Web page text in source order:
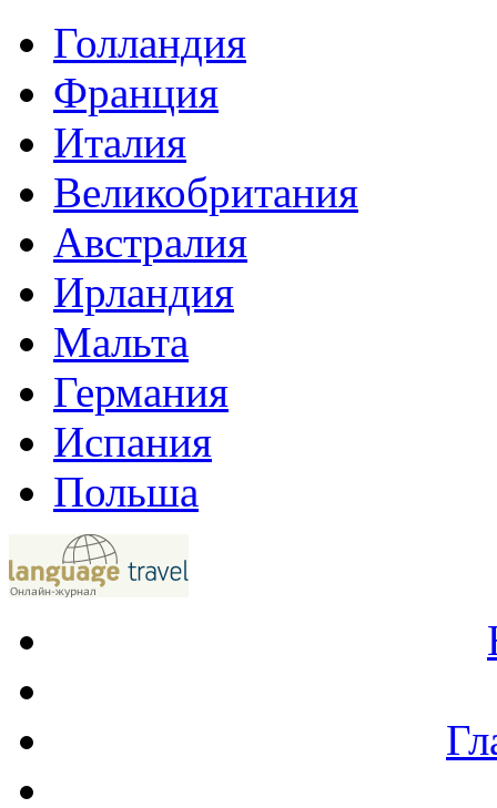
Голландия
Франция
Италия
Великобритания
Австралия
Ирландия
Мальта
Германия
Испания
Польша